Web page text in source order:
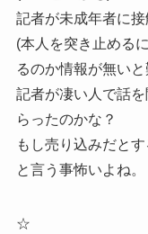
記者が未成年者に接
(本人を突き止める
るのか情報が無い
記者が凄い人で話
らったのかな？
もし売り込みだと
と言う事怖いよね。
☆